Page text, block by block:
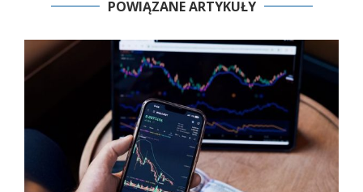
POWIĄZANE ARTYKUŁY